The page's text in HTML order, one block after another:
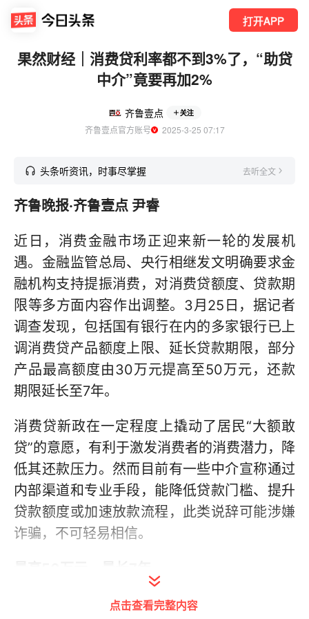
打开APP
果然财经｜消费贷利率都不到3%了，“助贷
中介”竟要再加2%
齐鲁壹点 关注
齐鲁壹点官方账号
  2025-3-25 07:17
头条听资讯，时事尽掌握 去听全文
齐鲁晚报·齐鲁壹点 尹睿
近日，消费金融市场正迎来新一轮的发展机
遇。金融监管总局、央行相继发文明确要求金
融机构支持提振消费，对消费贷额度、贷款期
限等多方面内容作出调整。3月25日，据记者
调查发现，包括国有银行在内的多家银行已上
调消费贷产品额度上限、延长贷款期限，部分
产品最高额度由30万元提高至50万元，还款
期限延长至7年。
消费贷新政在一定程度上撬动了居民“大额敢
贷”的意愿，有利于激发消费者的消费潜力，降
低其还款压力。然而目前有一些中介宣称通过
内部渠道和专业手段，能降低贷款门槛、提升
贷款额度或加速放款流程，此类说辞可能涉嫌
诈骗，不可轻易相信。
点击查看完整内容